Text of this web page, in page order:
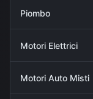
Piombo
Motori Elettrici
Motori Auto Misti